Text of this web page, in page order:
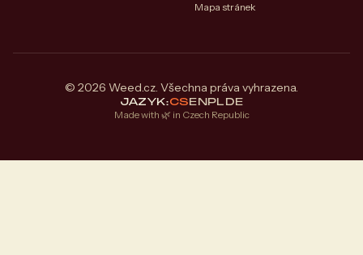
Mapa stránek
© 2026 Weed.cz. Všechna práva vyhrazena.
JAZYK:CSENPLDE
Made with 🌿 in Czech Republic